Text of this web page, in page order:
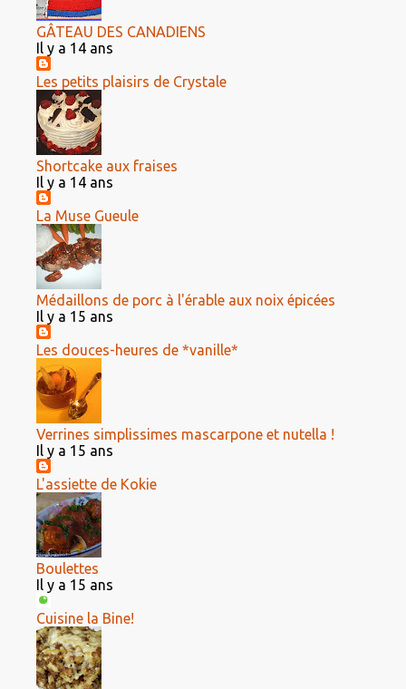
GÂTEAU DES CANADIENS
Il y a 14 ans
Les petits plaisirs de Crystale
Shortcake aux fraises
Il y a 14 ans
La Muse Gueule
Médaillons de porc à l'érable aux noix épicées
Il y a 15 ans
Les douces-heures de *vanille*
Verrines simplissimes mascarpone et nutella !
Il y a 15 ans
L'assiette de Kokie
Boulettes
Il y a 15 ans
Cuisine la Bine!